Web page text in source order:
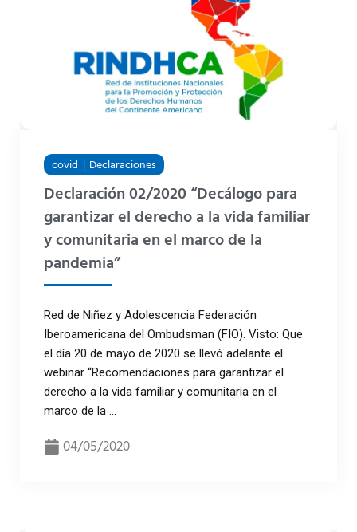
covid Declaraciones
Declaración 02/2020 “Decálogo para
garantizar el derecho a la vida familiar
y comunitaria en el marco de la
pandemia”
Red de Niñez y Adolescencia Federación
Iberoamericana del Ombudsman (FIO). Visto: Que
el día 20 de mayo de 2020 se llevó adelante el
webinar “Recomendaciones para garantizar el
derecho a la vida familiar y comunitaria en el
marco de la ...
04/05/2020